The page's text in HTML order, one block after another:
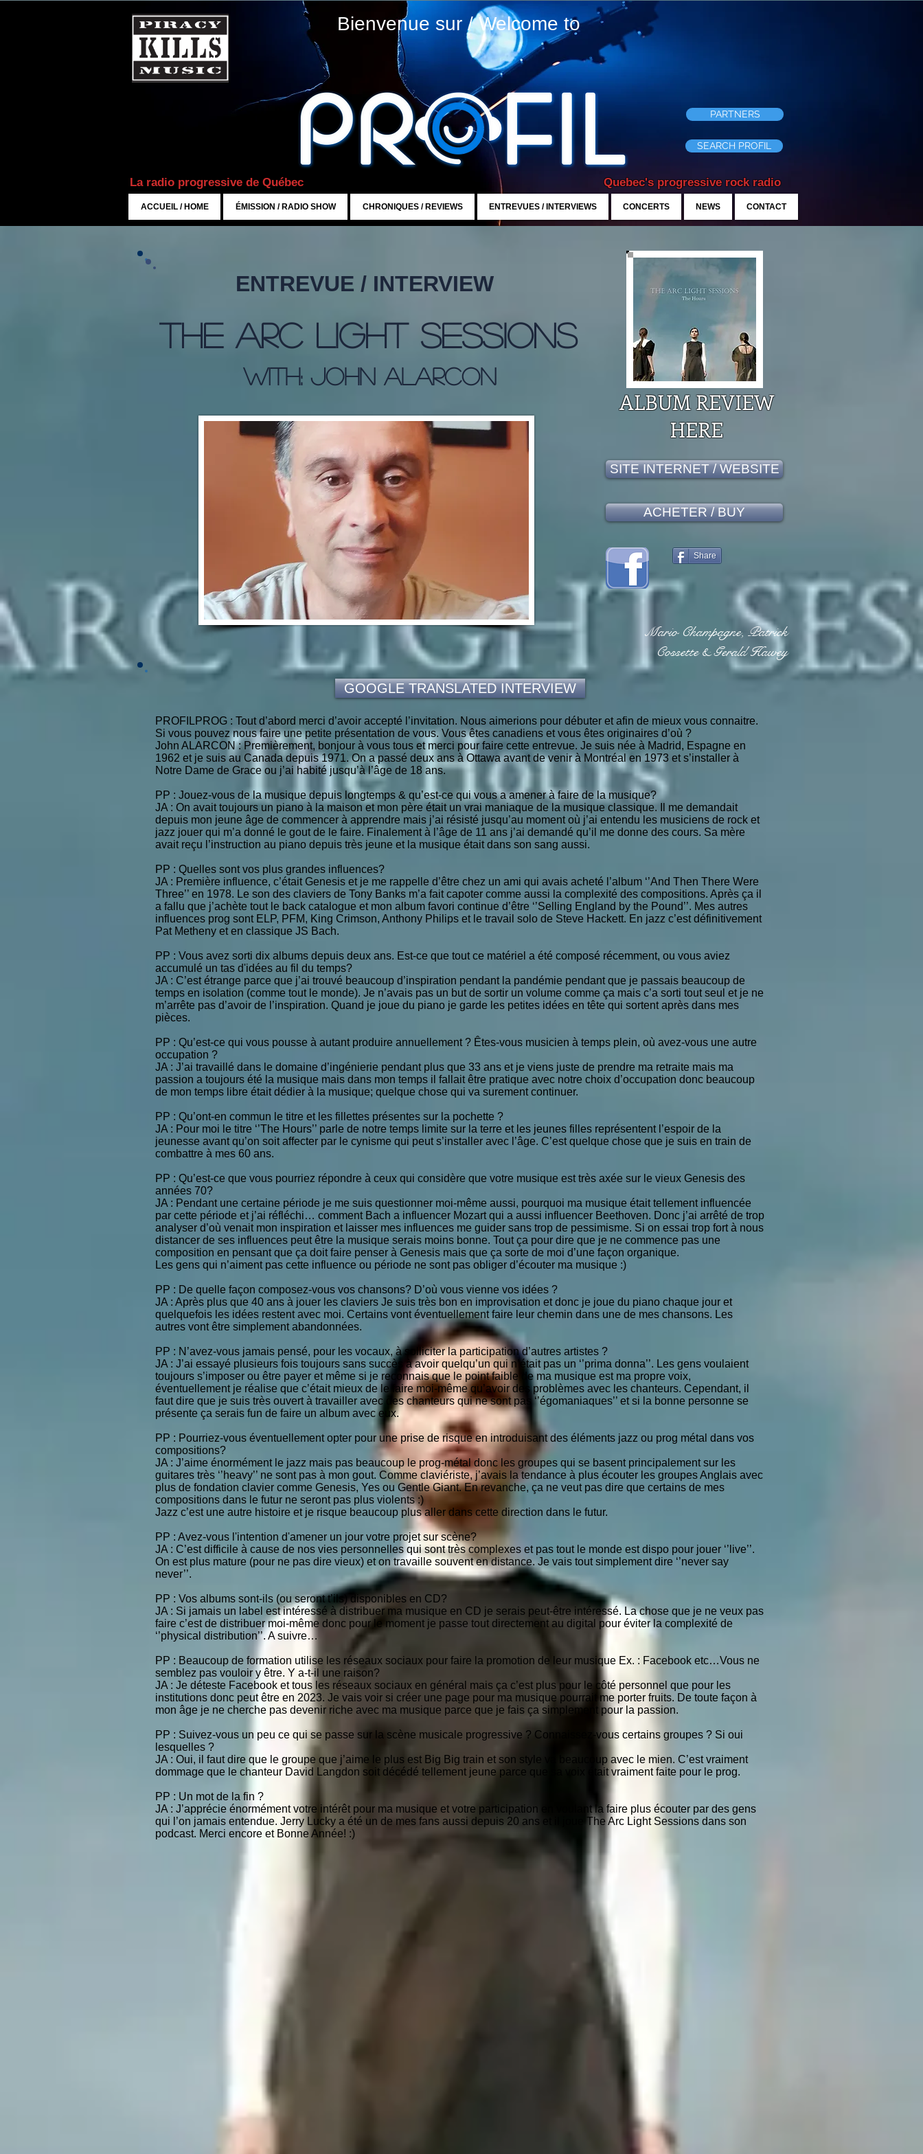
Bienvenue sur / Welcome to
Quebec's progressive rock radio
La radio progressive de Québec
SEARCH PROFIL
PARTNERS
ACCUEIL / HOME ÉMISSION / RADIO SHOW CHRONIQUES / REVIEWS ENTREVUES / INTERVIEWS CONCERTS NEWS CONTACT
ENTREVUE / INTERVIEW
The Arc Light Sessions
With: John Alarcon
ALBUM REVIEW
HERE
SITE INTERNET / WEBSITE
ACHETER / BUY
Share
Mario Champagne, Patrick
Cossette & Gerald Hawey
GOOGLE TRANSLATED INTERVIEW
PROFILPROG : Tout d’abord merci d’avoir accepté l’invitation. Nous aimerions pour débuter et afin de mieux vous connaitre.
Si vous pouvez nous faire une petite présentation de vous. Vous êtes canadiens et vous êtes originaires d’où ?
John ALARCON : Premièrement, bonjour à vous tous et merci pour faire cette entrevue. Je suis née à Madrid, Espagne en
1962 et je suis au Canada depuis 1971. On a passé deux ans à Ottawa avant de venir à Montréal en 1973 et s’installer à
Notre Dame de Grace ou j’ai habité jusqu’à l’âge de 18 ans.
PP : Jouez-vous de la musique depuis longtemps & qu’est-ce qui vous a amener à faire de la musique?
JA : On avait toujours un piano à la maison et mon père était un vrai maniaque de la musique classique. Il me demandait
depuis mon jeune âge de commencer à apprendre mais j’ai résisté jusqu’au moment où j’ai entendu les musiciens de rock et
jazz jouer qui m’a donné le gout de le faire. Finalement à l’âge de 11 ans j’ai demandé qu’il me donne des cours. Sa mère
avait reçu l’instruction au piano depuis très jeune et la musique était dans son sang aussi.
PP : Quelles sont vos plus grandes influences?
JA : Première influence, c’était Genesis et je me rappelle d’être chez un ami qui avais acheté l’album ‘’And Then There Were
Three’’ en 1978. Le son des claviers de Tony Banks m’a fait capoter comme aussi la complexité des compositions. Après ça il
a fallu que j’achète tout le back catalogue et mon album favori continue d’être ‘’Selling England by the Pound’’. Mes autres
influences prog sont ELP, PFM, King Crimson, Anthony Philips et le travail solo de Steve Hackett. En jazz c’est définitivement
Pat Metheny et en classique JS Bach.
PP : Vous avez sorti dix albums depuis deux ans. Est-ce que tout ce matériel a été composé récemment, ou vous aviez
accumulé un tas d'idées au fil du temps?
JA : C’est étrange parce que j’ai trouvé beaucoup d’inspiration pendant la pandémie pendant que je passais beaucoup de
temps en isolation (comme tout le monde). Je n’avais pas un but de sortir un volume comme ça mais c’a sorti tout seul et je ne
m’arrête pas d’avoir de l’inspiration. Quand je joue du piano je garde les petites idées en tête qui sortent après dans mes
pièces.
PP : Qu’est-ce qui vous pousse à autant produire annuellement ? Êtes-vous musicien à temps plein, où avez-vous une autre
occupation ?
JA : J’ai travaillé dans le domaine d’ingénierie pendant plus que 33 ans et je viens juste de prendre ma retraite mais ma
passion a toujours été la musique mais dans mon temps il fallait être pratique avec notre choix d’occupation donc beaucoup
de mon temps libre était dédier à la musique; quelque chose qui va surement continuer.
PP : Qu’ont-en commun le titre et les fillettes présentes sur la pochette ?
JA : Pour moi le titre ‘’The Hours’’ parle de notre temps limite sur la terre et les jeunes filles représentent l’espoir de la
jeunesse avant qu’on soit affecter par le cynisme qui peut s’installer avec l’âge. C’est quelque chose que je suis en train de
combattre à mes 60 ans.
PP : Qu’est-ce que vous pourriez répondre à ceux qui considère que votre musique est très axée sur le vieux Genesis des
années 70?
JA : Pendant une certaine période je me suis questionner moi-même aussi, pourquoi ma musique était tellement influencée
par cette période et j’ai réfléchi… comment Bach a influencer Mozart qui a aussi influencer Beethoven. Donc j’ai arrêté de trop
analyser d’où venait mon inspiration et laisser mes influences me guider sans trop de pessimisme. Si on essai trop fort à nous
distancer de ses influences peut être la musique serais moins bonne. Tout ça pour dire que je ne commence pas une
composition en pensant que ça doit faire penser à Genesis mais que ça sorte de moi d’une façon organique.
Les gens qui n’aiment pas cette influence ou période ne sont pas obliger d’écouter ma musique :)
PP : De quelle façon composez-vous vos chansons? D’où vous vienne vos idées ?
JA : Après plus que 40 ans à jouer les claviers Je suis très bon en improvisation et donc je joue du piano chaque jour et
quelquefois les idées restent avec moi. Certains vont éventuellement faire leur chemin dans une de mes chansons. Les
autres vont être simplement abandonnées.
PP : N’avez-vous jamais pensé, pour les vocaux, à solliciter la participation d’autres artistes ?
JA : J’ai essayé plusieurs fois toujours sans succès à avoir quelqu’un qui n’était pas un ‘’prima donna’’. Les gens voulaient
toujours s’imposer ou être payer et même si je reconnais que le point faible de ma musique est ma propre voix,
éventuellement je réalise que c’était mieux de le faire moi-même qu’avoir des problèmes avec les chanteurs. Cependant, il
faut dire que je suis très ouvert à travailler avec des chanteurs qui ne sont pas ‘’égomaniaques’’ et si la bonne personne se
présente ça serais fun de faire un album avec eux.
PP : Pourriez-vous éventuellement opter pour une prise de risque en introduisant des éléments jazz ou prog métal dans vos
compositions?
JA : J’aime énormément le jazz mais pas beaucoup le prog-métal donc les groupes qui se basent principalement sur les
guitares très ‘’heavy’’ ne sont pas à mon gout. Comme claviériste, j’avais la tendance à plus écouter les groupes Anglais avec
plus de fondation clavier comme Genesis, Yes ou Gentle Giant. En revanche, ça ne veut pas dire que certains de mes
compositions dans le futur ne seront pas plus violents :)
Jazz c’est une autre histoire et je risque beaucoup plus aller dans cette direction dans le futur.
PP : Avez-vous l'intention d'amener un jour votre projet sur scène?
JA : C’est difficile à cause de nos vies personnelles qui sont très complexes et pas tout le monde est dispo pour jouer ‘’live’’.
On est plus mature (pour ne pas dire vieux) et on travaille souvent en distance. Je vais tout simplement dire ‘’never say
never’’.
PP : Vos albums sont-ils (ou seront t’ils) disponibles en CD?
JA : Si jamais un label est intéressé à distribuer ma musique en CD je serais peut-être intéressé. La chose que je ne veux pas
faire c’est de distribuer moi-même donc pour le moment je passe tout directement au digital pour éviter la complexité de
‘’physical distribution’’. A suivre…
PP : Beaucoup de formation utilise les réseaux sociaux pour faire la promotion de leur musique Ex. : Facebook etc…Vous ne
semblez pas vouloir y être. Y a-t-il une raison?
JA : Je déteste Facebook et tous les réseaux sociaux en général mais ça c’est plus pour le côté personnel que pour les
institutions donc peut être en 2023. Je vais voir si créer une page pour ma musique pourrait me porter fruits. De toute façon à
mon âge je ne cherche pas devenir riche avec ma musique parce que je fais ça simplement pour la passion.
PP : Suivez-vous un peu ce qui se passe sur la scène musicale progressive ? Connaissez-vous certains groupes ? Si oui
lesquelles ?
JA : Oui, il faut dire que le groupe que j’aime le plus est Big Big train et son style va beaucoup avec le mien. C’est vraiment
dommage que le chanteur David Langdon soit décédé tellement jeune parce que sa voix était vraiment faite pour le prog.
PP : Un mot de la fin ?
JA : J’apprécie énormément votre intérêt pour ma musique et votre participation en voulant la faire plus écouter par des gens
qui l’on jamais entendue. Jerry Lucky a été un de mes fans aussi depuis 20 ans et il joue The Arc Light Sessions dans son
podcast. Merci encore et Bonne Année! :)